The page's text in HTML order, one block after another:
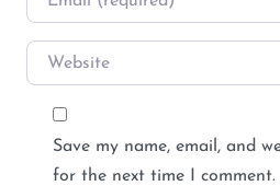
Website
Save my name, email, and
for the next time I comment.